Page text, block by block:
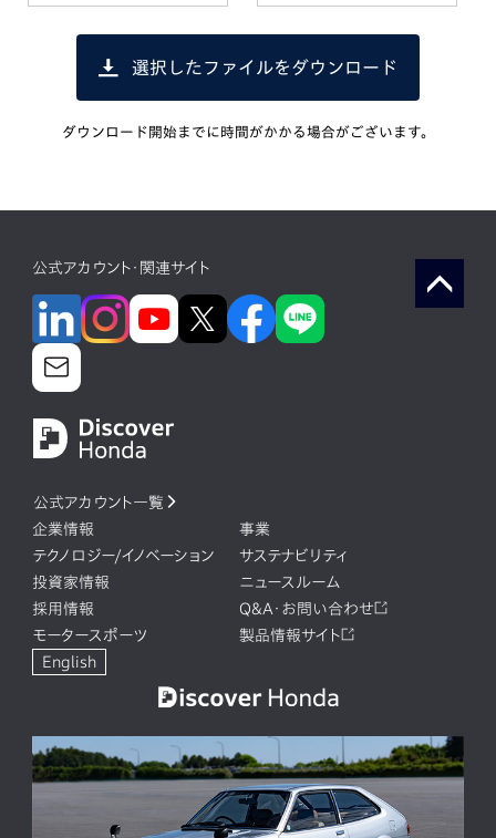
選択したファイルをダウンロード
ダウンロード開始までに時間がかかる場合がございます。
公式アカウント・関連サイト
公式アカウント一覧
企業情報
事業
テクノロジー/イノベーション
サステナビリティ
投資家情報
ニュースルーム
採用情報
Q&A・お問い合わせ
モータースポーツ
製品情報サイト
English